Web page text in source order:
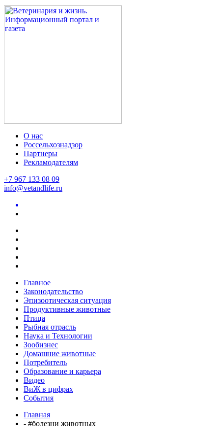
О нас
Россельхознадзор
Партнеры
Рекламодателям
+7 967 133 08 09
info@vetandlife.ru
Главное
Законодательство
Эпизоотическая ситуация
Продуктивные животные
Птица
Рыбная отрасль
Наука и Технологии
Зообизнес
Домашние животные
Потребитель
Образование и карьера
Видео
ВиЖ в цифрах
События
Главная
- #болезни животных